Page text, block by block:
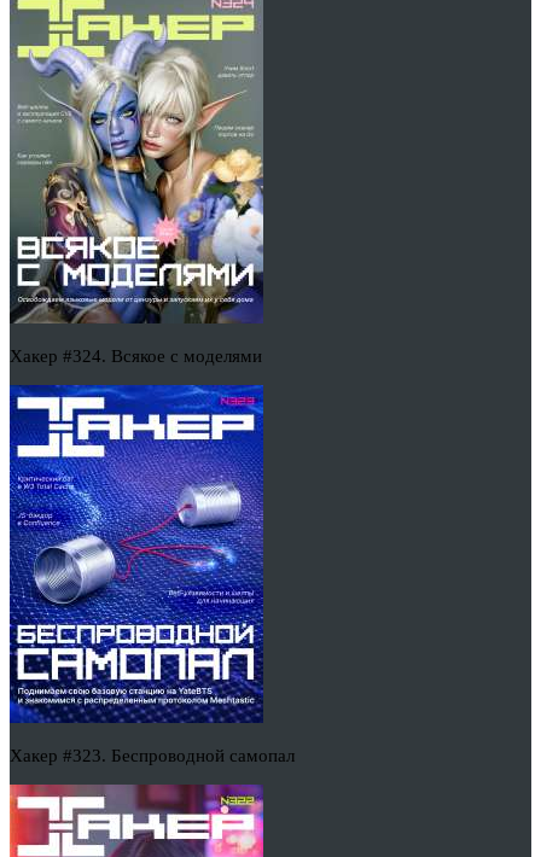
Хакер #324. Всякое с моделями
Хакер #323. Беспроводной самопал